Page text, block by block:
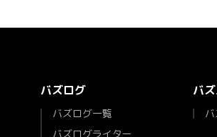
バズログ
バズログ一覧
バズログライター
バ